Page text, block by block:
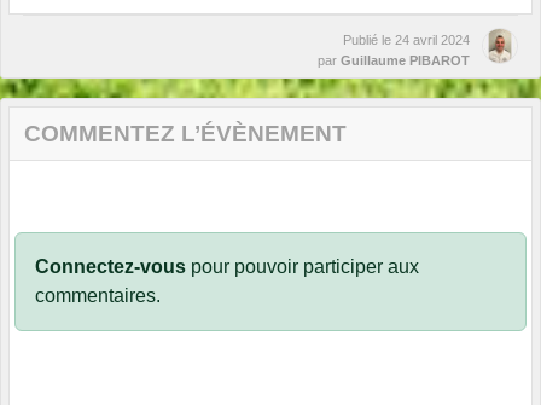
Publié le 24 avril 2024
par Guillaume PIBAROT
COMMENTEZ L’ÉVÈNEMENT
Connectez-vous pour pouvoir participer aux
commentaires.